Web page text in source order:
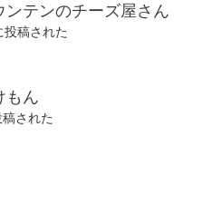
ンテンのチーズ屋さん
稿された
もん
された